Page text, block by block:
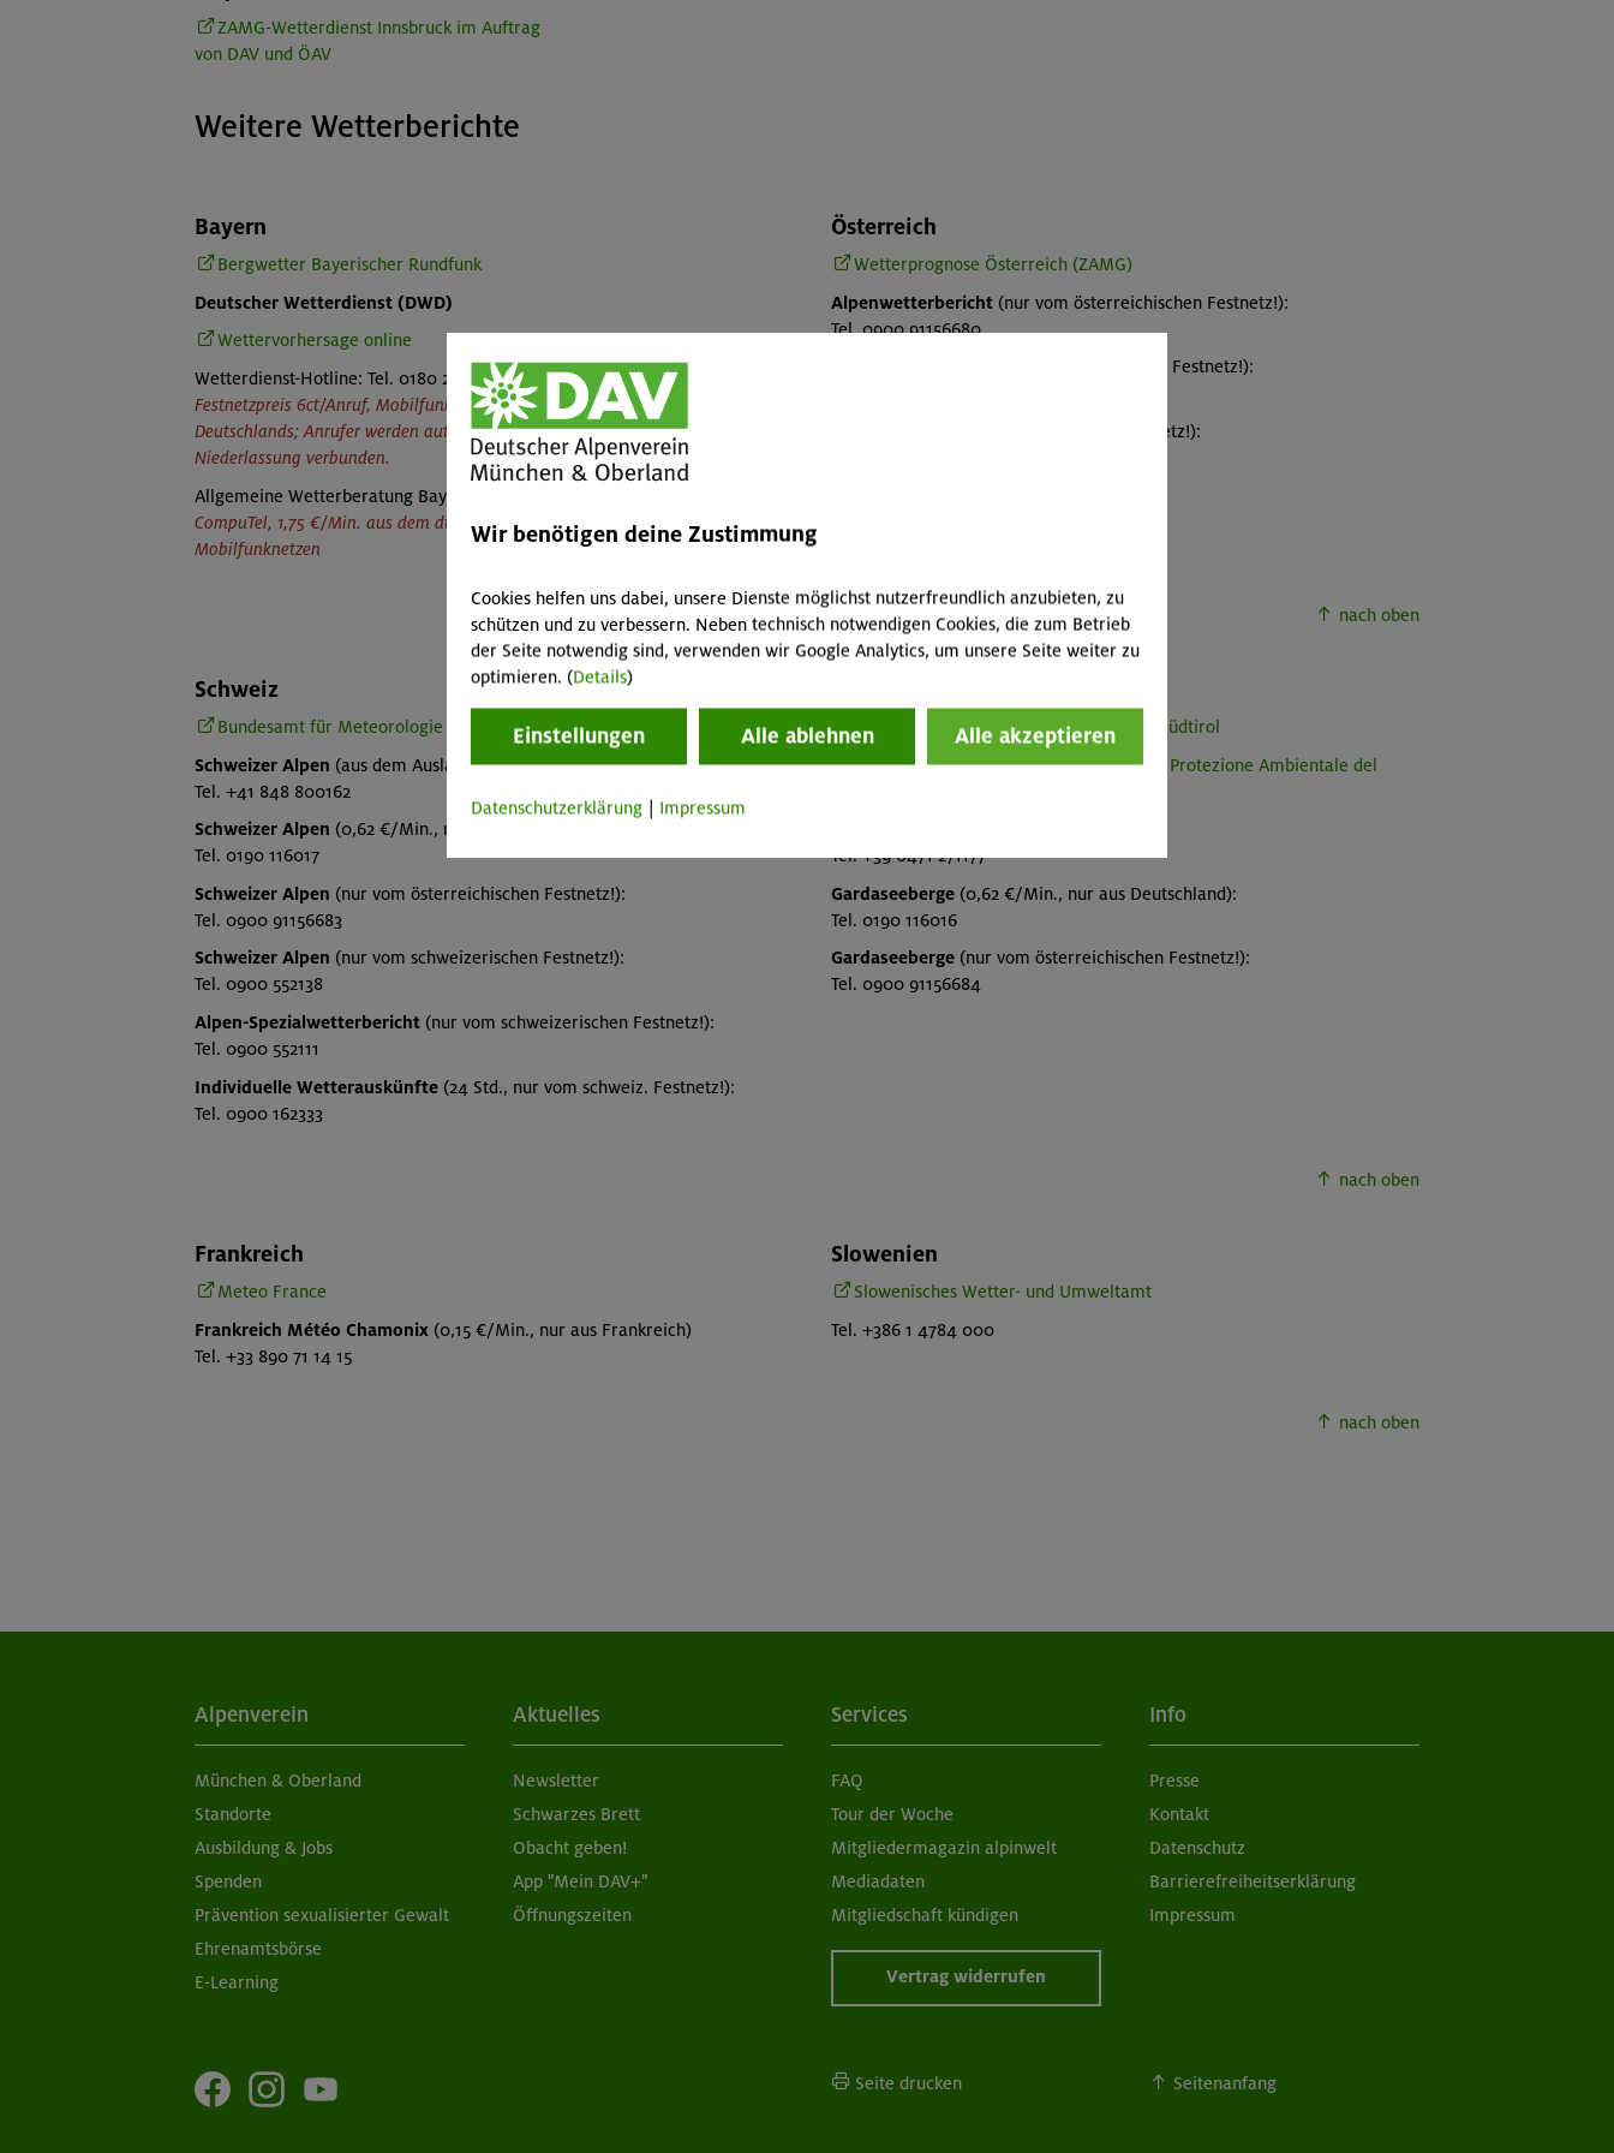
ZAMG-Wetterdienst Innsbruck im Auftrag
von DAV und ÖAV
Weitere Wetterberichte
Bayern
Bergwetter Bayerischer Rundfunk
Deutscher Wetterdienst (DWD)
Wettervorhersage online
Wetterdienst-Hotline: Tel. 0180 2 913 913
Festnetzpreis 6ct/Anruf, Mobilfunkpreise maximal 42 ct/min innerhalb
Deutschlands; Anrufer werden automatisch mit der nächstgelegenen DWD-
Niederlassung verbunden.
Allgemeine Wetterberatung Bayern: 0900 1 116952-7
CompuTel, 1,75 €/Min. aus dem dt. Festnetz, ggf. abweichende Preise aus den
Mobilfunknetzen
Österreich
Wetterprognose Österreich (ZAMG)
Alpenwetterbericht (nur vom österreichischen Festnetz!):
Tel. 0900 91156680
(nur vom österreichischen Festnetz!):
(nur vom österreichischen Festnetz!):
nach oben
Schweiz
Bundesamt für Meteorologie und Klimatologie MeteoSchweiz
Schweizer Alpen (aus dem Ausland, auch vom Handy):
Tel. +41 848 800162
Schweizer Alpen (0,62 €/Min., nur aus Deutschland):
Tel. 0190 116017
Schweizer Alpen (nur vom österreichischen Festnetz!):
Tel. 0900 91156683
Schweizer Alpen (nur vom schweizerischen Festnetz!):
Tel. 0900 552138
Alpen-Spezialwetterbericht (nur vom schweizerischen Festnetz!):
Tel. 0900 552111
Individuelle Wetterauskünfte (24 Std., nur vom schweiz. Festnetz!):
Tel. 0900 162333
Wetter der Autonomen Provinz Bozen–Südtirol
Agenzia Regionale per la Prevenzione e Protezione Ambientale del
Tel. +39 0471 271177
Gardaseeberge (0,62 €/Min., nur aus Deutschland):
Tel. 0190 116016
Gardaseeberge (nur vom österreichischen Festnetz!):
Tel. 0900 91156684
nach oben
Frankreich
Meteo France
Frankreich Météo Chamonix (0,15 €/Min., nur aus Frankreich)
Tel. +33 890 71 14 15
Slowenien
Slowenisches Wetter- und Umweltamt
Tel. +386 1 4784 000
nach oben
Alpenverein
München & Oberland
Standorte
Ausbildung & Jobs
Spenden
Prävention sexualisierter Gewalt
Ehrenamtsbörse
E-Learning
Aktuelles
Newsletter
Schwarzes Brett
Obacht geben!
App "Mein DAV+"
Öffnungszeiten
Services
FAQ
Tour der Woche
Mitgliedermagazin alpinwelt
Mediadaten
Mitgliedschaft kündigen
Vertrag widerrufen
Info
Presse
Kontakt
Datenschutz
Barrierefreiheitserklärung
Impressum
Seite drucken Seitenanfang
Wir benötigen deine Zustimmung
Cookies helfen uns dabei, unsere Dienste möglichst nutzerfreundlich anzubieten, zu
schützen und zu verbessern. Neben technisch notwendigen Cookies, die zum Betrieb
der Seite notwendig sind, verwenden wir Google Analytics, um unsere Seite weiter zu
optimieren. (Details)
Einstellungen Alle ablehnen Alle akzeptieren
Datenschutzerklärung | Impressum